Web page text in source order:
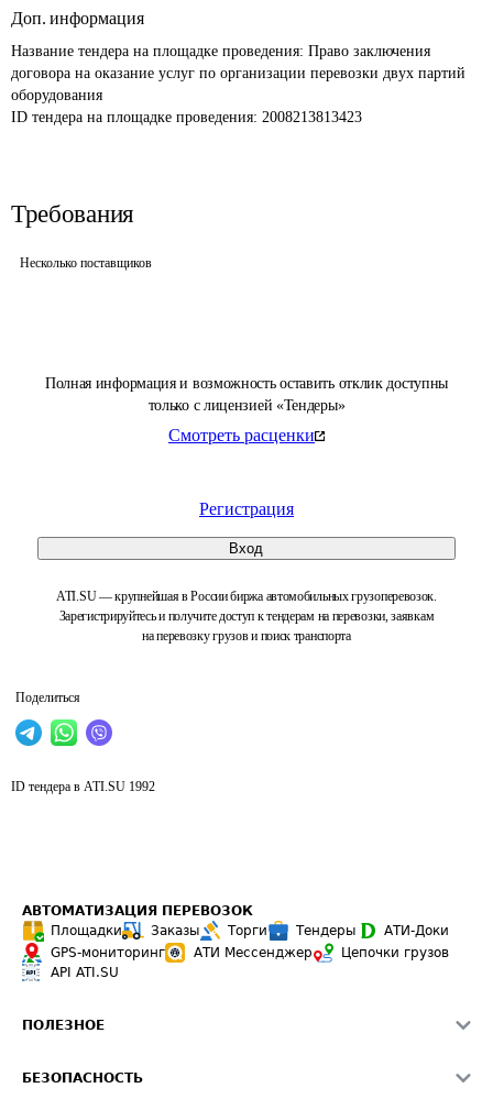
Полная информация и возможность оставить отклик доступны
только с лицензией «Тендеры»
Смотреть расценки
Регистрация
Вход
ATI.SU — крупнейшая в России биржа автомобильных грузоперевозок.
Зарегистрируйтесь и получите доступ к тендерам на перевозки, заявкам
на перевозку грузов и поиск транспорта
Поделиться
Доп. информация
Название тендера на площадке проведения: Право заключения
договора на оказание услуг по организации перевозки двух партий
оборудования
ID тендера на площадке проведения: 2008213813423
Требования
Несколько поставщиков
ID тендера в ATI.SU 1992
АВТОМАТИЗАЦИЯ ПЕРЕВОЗОК
Площадки
Заказы Торги Тендеры
АТИ-Доки
GPS-мониторинг
АТИ Мессенджер
Цепочки грузов
API ATI.SU
ПОЛЕЗНОЕ
БЕЗОПАСНОСТЬ